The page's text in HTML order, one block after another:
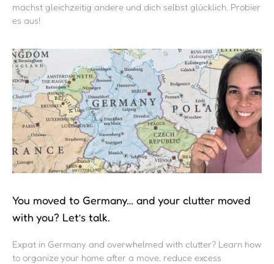
machst gleichzeitig andere und dich selbst glücklich. Probier
es aus!
You moved to Germany… and your clutter moved
with you? Let’s talk.
Expat in Germany and overwhelmed with clutter? Learn how
to organize your home after a move, reduce excess